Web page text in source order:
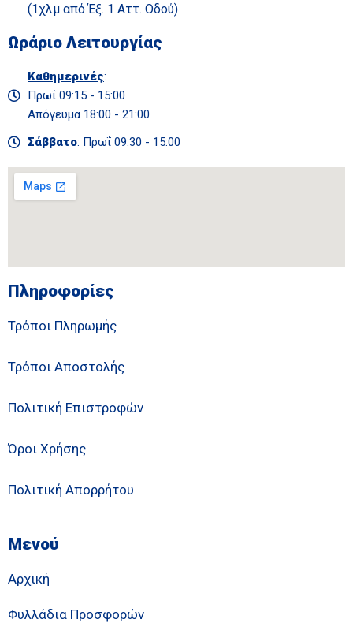
(1χλμ από Έξ. 1 Αττ. Οδού)
Ωράριο Λειτουργίας
Καθημερινές:
Πρωΐ 09:15 - 15:00
Απόγευμα 18:00 - 21:00
Σάββατο: Πρωΐ 09:30 - 15:00
Πληροφορίες
Τρόποι Πληρωμής
Τρόποι Αποστολής
Πολιτική Επιστροφών
Όροι Χρήσης
Πολιτική Απορρήτου
Μενού
Αρχική
Φυλλάδια Προσφορών